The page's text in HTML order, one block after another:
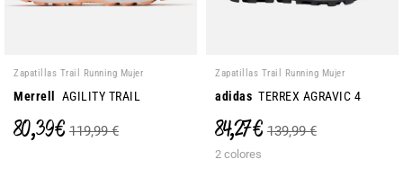
Zapatillas Trail Running Mujer
Merrell AGILITY TRAIL
80,39 € 119,99 €
Zapatillas Trail Running Mujer
adidas TERREX AGRAVIC 4
84,27 € 139,99 €
2 colores